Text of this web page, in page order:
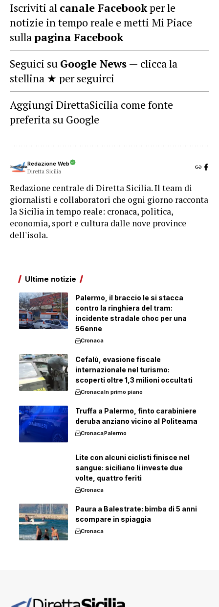
Iscriviti al canale Facebookper le
notizie in tempo reale e metti Mi Piace
sullapagina Facebook
Seguici su Google News — clicca la
stellina ★ per seguirci
Aggiungi DirettaSicilia come fonte
preferita su Google
Redazione Web
Diretta Sicilia
Redazione centrale di Diretta Sicilia. Il team di
giornalisti e collaboratori che ogni giorno racconta
la Sicilia in tempo reale: cronaca, politica,
economia, sport e cultura dalle nove province
dell'isola.
Ultime notizie
Palermo, il braccio le si stacca
contro la ringhiera del tram:
incidente stradale choc per una
56enne
Cronaca
Cefalù, evasione fiscale
internazionale nel turismo:
scoperti oltre 1,3 milioni occultati
CronacaIn primo piano
Truffa a Palermo, finto carabiniere
deruba anziano vicino al Politeama
CronacaPalermo
Lite con alcuni ciclisti finisce nel
sangue: siciliano li investe due
volte, quattro feriti
Cronaca
Paura a Balestrate: bimba di 5 anni
scompare in spiaggia
Cronaca